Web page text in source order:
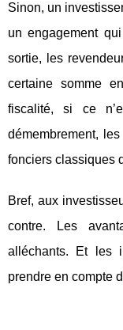
Sinon, un
un engagement
sortie, les
certaine somme
fiscalité, si ce
démembrement,
fonciers classiques
Bref, aux
contre. Les
alléchants. Et les
prendre en compte